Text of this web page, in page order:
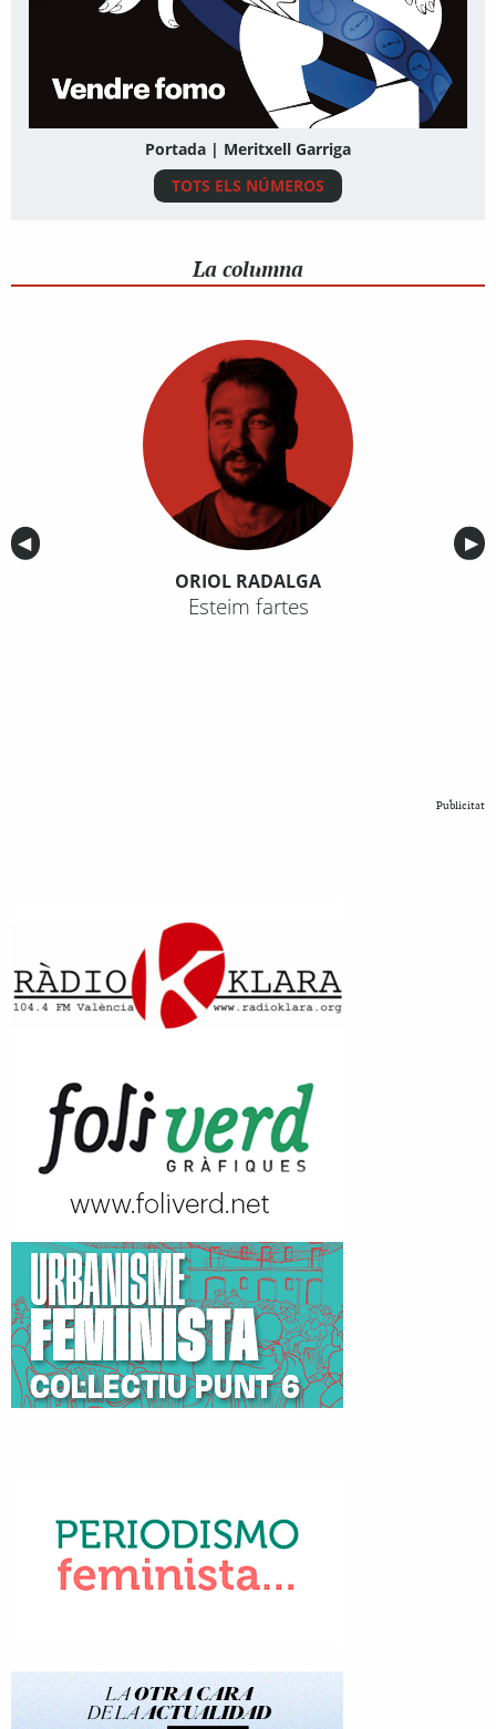
Portada | Meritxell Garriga
TOTS ELS NÚMEROS
La columna
Anterior
◀︎ ▶︎
ORIOL RADALGA
Esteim fartes
Publicitat